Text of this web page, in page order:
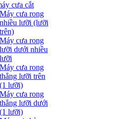
cưa cắt
Máy cưa rong
nhiều lưỡi (lưỡi
trên)
Máy cưa rong
lưỡi dưới nhiều
lưỡi
Máy cưa rong
thẳng lưỡi trên
(1 lưỡi)
Máy cưa rong
thẳng lưỡi dưới
(1 lưỡi)